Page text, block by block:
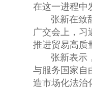
在这一进程中
张新在致
广交会上，习
推进贸易高质
张新表示
与服务国家自
造市场化法治